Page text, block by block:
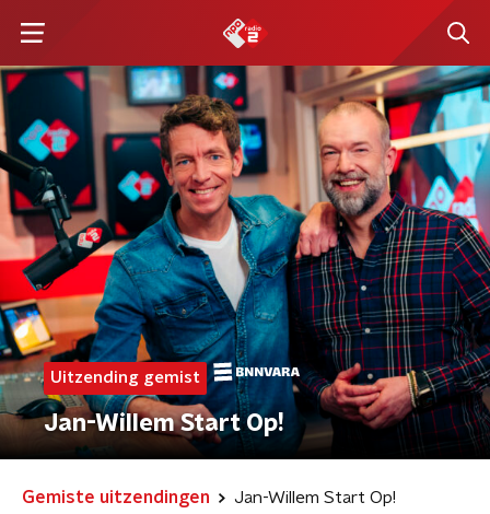
Uitzending gemist
Jan-Willem Start Op!
Gemiste uitzendingen Jan-Willem Start Op!